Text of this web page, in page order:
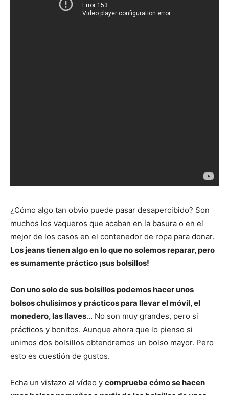
¿Cómo algo tan obvio puede pasar desapercibido? Son
muchos los vaqueros que acaban en la basura o en el
mejor de los casos en el contenedor de ropa para donar.
Los jeans tienen algo en lo que no solemos reparar, pero
es sumamente práctico ¡sus bolsillos!
Con uno solo de sus bolsillos podemos hacer unos
bolsos chulísimos y prácticos para llevar el móvil, el
monedero, las llaves… No son muy grandes, pero si
prácticos y bonitos. Aunque ahora que lo pienso si
unimos dos bolsillos obtendremos un bolso mayor. Pero
esto es cuestión de gustos.
Echa un vistazo al vídeo y comprueba cómo se hacen